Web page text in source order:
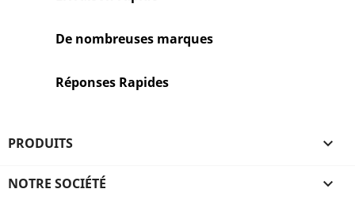
De nombreuses marques
Réponses Rapides
PRODUITS 
NOTRE SOCIÉTÉ 